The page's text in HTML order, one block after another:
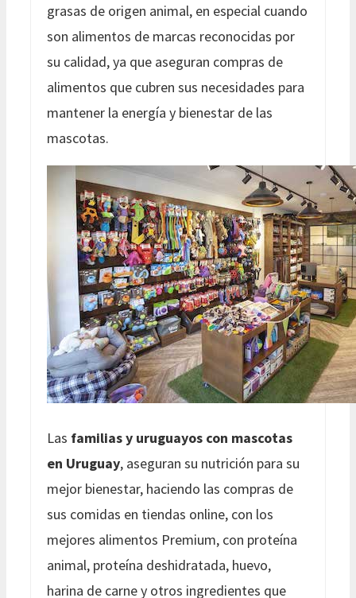
grasas de origen animal, en especial cuando
son alimentos de marcas reconocidas por
su calidad, ya que aseguran compras de
alimentos que cubren sus necesidades para
mantener la energía y bienestar de las
mascotas.
Las familias y uruguayos con mascotas
en Uruguay, aseguran su nutrición para su
mejor bienestar, haciendo las compras de
sus comidas en tiendas online, con los
mejores alimentos Premium, con proteína
animal, proteína deshidratada, huevo,
harina de carne y otros ingredientes que